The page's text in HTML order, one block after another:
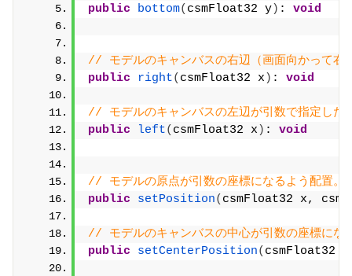
public
bottom( csmFloat32 y) : void
// モデルのキャンバスの右辺（画面向かって
public
right( csmFloat32 x ) : void
// モデルのキャンバスの左辺が引数で指定し
public
left( csmFloat32 x ) : void
// モデルの原点が引数の座標になるよう配置。
public
setPosition( csmFloat32 x,
// モデルのキャンバスの中心が引数の座標にな
public
setCenterPosition( csmFloat32